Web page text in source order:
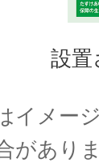
設置
イメー
がありま